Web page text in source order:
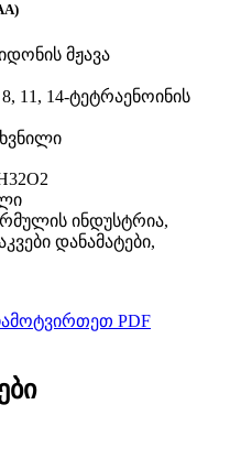
მჟავა
11, 14-ტეტრაენოინის
ინდუსტრია,
დანამატები,
PDF